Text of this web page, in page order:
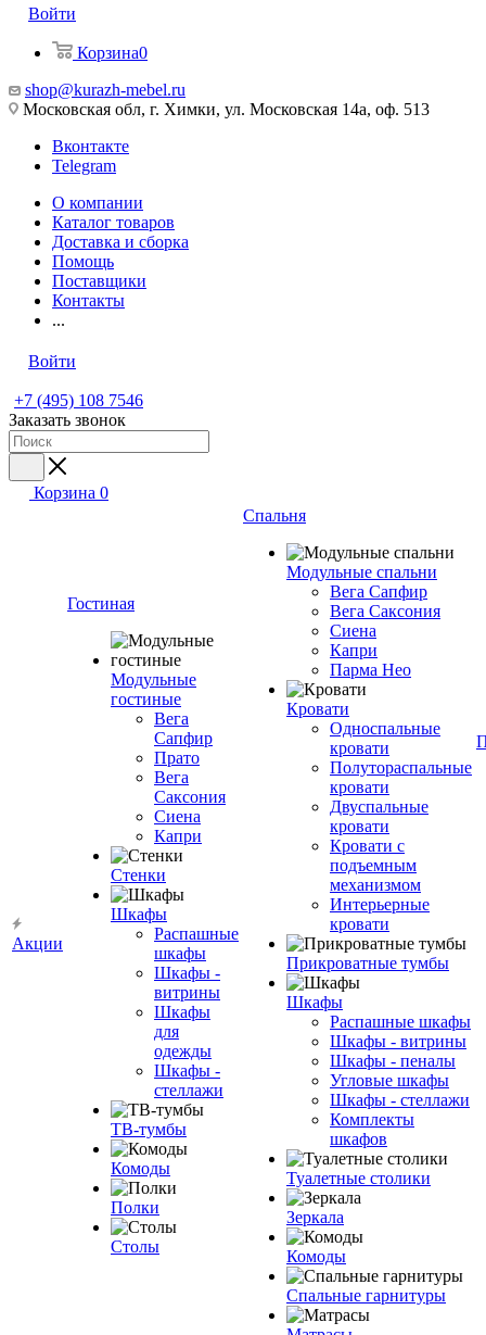
Войти
Корзина0
shop@kurazh-mebel.ru
Московская обл, г. Химки, ул. Московская 14а, оф. 513
Вконтакте
Telegram
О компании
Каталог товаров
Доставка и сборка
Помощь
Поставщики
Контакты
...
Войти
+7 (495) 108 7546
Заказать звонок
Корзина 0
Акции
Гостиная
Модульные
гостиные
Вега
Сапфир
Прато
Вега
Саксония
Сиена
Капри
Стенки
Шкафы
Распашные
шкафы
Шкафы -
витрины
Шкафы
для
одежды
Шкафы -
стеллажи
ТВ-тумбы
Комоды
Полки
Столы
Спальня
Модульные спальни
Вега Сапфир
Вега Саксония
Сиена
Капри
Парма Нео
Кровати
Односпальные
кровати
Полутораспальные
кровати
Двуспальные
кровати
Кровати с
подъемным
механизмом
Интерьерные
кровати
Прикроватные тумбы
Шкафы
Распашные шкафы
Шкафы - витрины
Шкафы - пеналы
Угловые шкафы
Шкафы - стеллажи
Комплекты
шкафов
Туалетные столики
Зеркала
Комоды
Спальные гарнитуры